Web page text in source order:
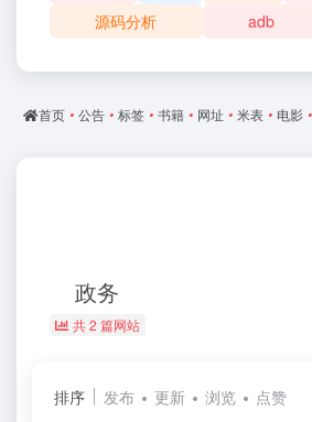
源码分析
adb
首页 • 公告 • 标签 • 书籍 • 网址 • 米表 • 电影 •
政务
共 2 篇网站
排序 发布 更新 浏览 点赞